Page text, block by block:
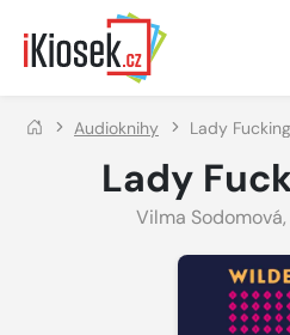
Přejít na hlavní obsah
Audioknihy Lady
Lady
Vilma Sodomová,